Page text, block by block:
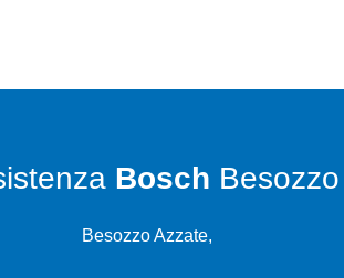
Bosch Besozzo
Besozzo Azzate,